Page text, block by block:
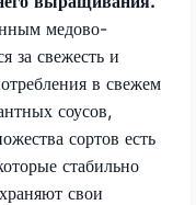
медово-
за свежесть и
в свежем
соусов,
сортов есть
стабильно
свои